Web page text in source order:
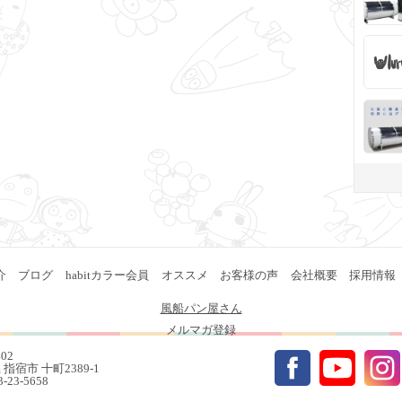
ブログ habitカラー会員 オススメ お客様の声 会社概要 採用情報
メルマガ登録
風船パン屋さん
宿市 十町2389-1
23-5658